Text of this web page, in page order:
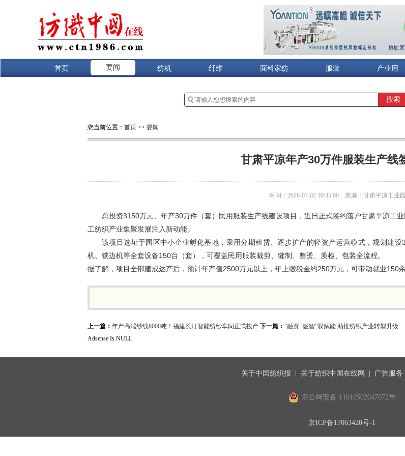
首页 要闻 纺机 纤维 面料家纺 服装 产业用
您当前位置： 首页 >> 要闻
甘肃平凉年产30万件服装生产线
时间：2026-07-02 10:35:00来源：甘肃平凉工业
总投资3150万元、年产30万件（套）民用服装生产线建设项目，近日正式签约落户甘肃平凉工
工纺织产业集聚发展注入新动能。
该项目选址于园区中小企业孵化基地，采用分期租赁、逐步扩产的轻资产运营模式，规划建
机、锁边机等全套设备150台（套），可覆盖民用服装裁剪、缝制、整烫、质检、包装全流程。
据了解，项目全部建成达产后，预计年产值2500万元以上，年上缴税金约250万元，可带动就业150余
上一篇： 年产高端纱线8000吨！福建长汀智能纺纱车间正式投产 下一篇： “融资+融智”双赋能 助推纺织产业转型升级
Adsense Is NULL
关于中国纺织报 关于纺织中国在线网 广告服务
京公网安备 11010502047072号
京ICP备17063420号-1